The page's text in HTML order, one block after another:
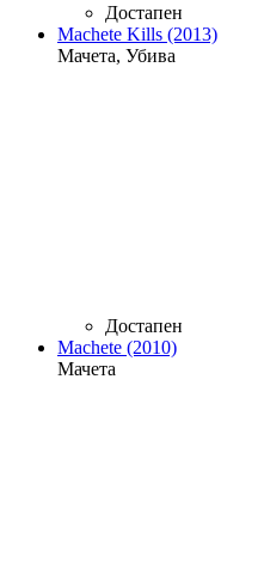
Достапен
Machete Kills (2013)
Мачета, Убива
Достапен
Machete (2010)
Мачета